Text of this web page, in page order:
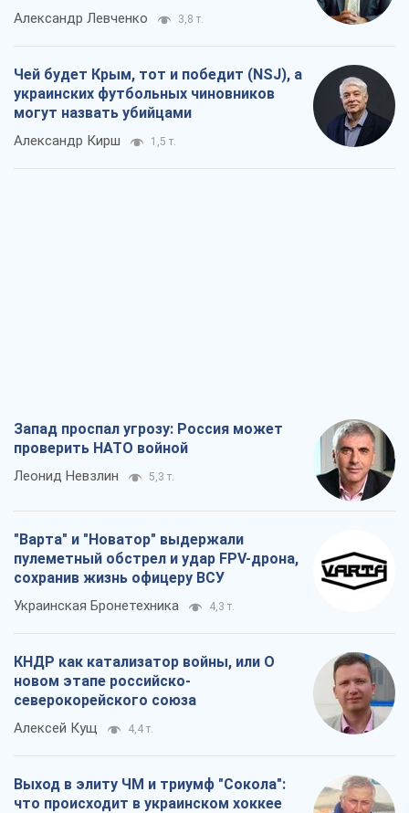
Александр Левченко 3,8 т.
Чей будет Крым, тот и победит (NSJ), а
украинских футбольных чиновников
могут назвать убийцами
Александр Кирш 1,5 т.
Запад проспал угрозу: Россия может
проверить НАТО войной
Леонид Невзлин 5,3 т.
"Варта" и "Новатор" выдержали
пулеметный обстрел и удар FPV-дрона,
сохранив жизнь офицеру ВСУ
Украинская Бронетехника 4,3 т.
КНДР как катализатор войны, или О
новом этапе российско-
северокорейского союза
Алексей Кущ 4,4 т.
Выход в элиту ЧМ и триумф "Сокола":
что происходит в украинском хоккее